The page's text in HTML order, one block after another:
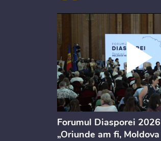
Forumul Diasporei
„Oriunde am fi,